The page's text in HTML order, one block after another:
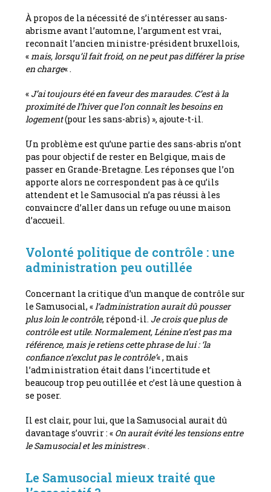
À propos de la nécessité de s’intéresser au sans-
abrisme avant l’automne, l’argument est vrai,
reconnaît l’ancien ministre-président bruxellois,
«mais, lorsqu’il fait froid, on ne peut pas différer la prise
en charge« .
« J’ai toujours été en faveur des maraudes. C’est à la
proximité de l’hiver que l’on connaît les besoins en
logement(pour les sans-abris) », ajoute-t-il.
Un problème est qu’une partie des sans-abris n’ont
pas pour objectif de rester en Belgique, mais de
passer en Grande-Bretagne. Les réponses que l’on
apporte alors ne correspondent pas à ce qu’ils
attendent et le Samusocial n’a pas réussi à les
convaincre d’aller dans un refuge ou une maison
d’accueil.
Volonté politique de contrôle : une
administration peu outillée
Concernant la critique d’un manque de contrôle sur
le Samusocial, «l’administration aurait dû pousser
plus loin le contrôle, répond-il. Je crois que plus de
contrôle est utile. Normalement, Lénine n’est pas ma
référence, mais je retiens cette phrase de lui : ‘la
confiance n’exclut pas le contrôle’« , mais
l’administration était dans l’incertitude et
beaucoup trop peu outillée et c’est là une question à
se poser.
Il est clair, pour lui, que la Samusocial aurait dû
davantage s’ouvrir : « On aurait évité les tensions entre
le Samusocial et les ministres« .
Le Samusocial mieux traité que